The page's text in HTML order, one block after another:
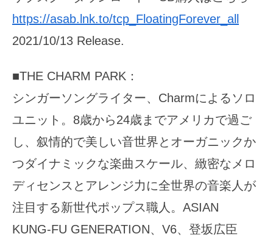
https://asab.lnk.to/tcp_FloatingForever_all
2021/10/13 Release.
■THE CHARM PARK：
シンガーソングライター、Charmによるソロ
ユニット。8歳から24歳までアメリカで過ご
し、叙情的で美しい音世界とオーガニックか
つダイナミックな楽曲スケール、緻密なメロ
ディセンスとアレンジ力に全世界の音楽人が
注目する新世代ポップス職人。ASIAN
KUNG-FU GENERATION、V6、登坂広臣